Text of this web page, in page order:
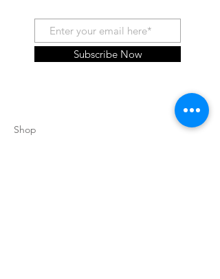
Subscribe Now
Shop